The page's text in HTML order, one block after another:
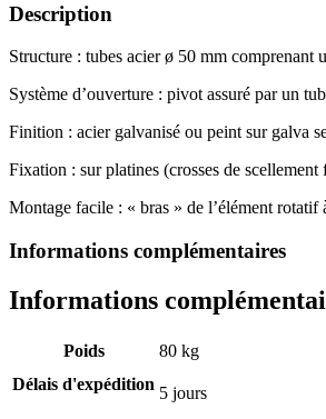
Description
Structure : tubes acier ø 50 mm comprenant
Système d’ouverture : pivot assuré par un
Finition : acier galvanisé ou peint sur galva
Fixation : sur platines (crosses de scellement
Montage facile : « bras » de l’élément rotatif
Informations complémentaires
Informations
Poids
80 kg
Délais d'expédition 5 jours